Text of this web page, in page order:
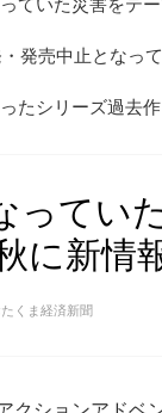
発売中止となっ
たシリーズ過去
ってい
に新情
たくま経済新聞